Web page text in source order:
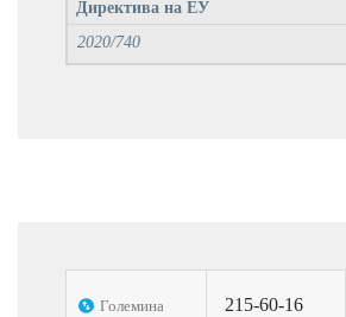
Директива на ЕУ
2020/740
Големина 215-60-16